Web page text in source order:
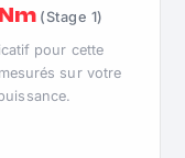
(Stage 1)
pour cette
sur votre